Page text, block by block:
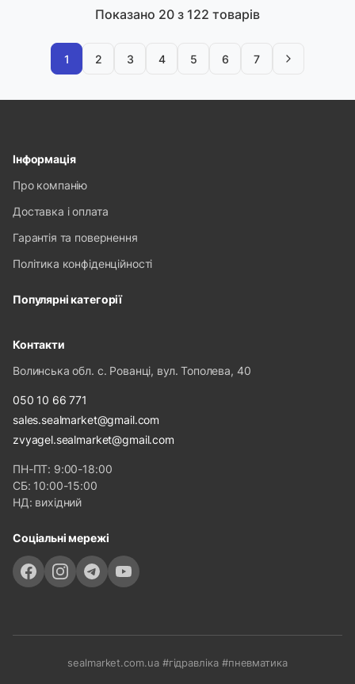
Показано 20 з 122 товарів
1 2 3 4 5 6 7
Інформація
Про компанію
Доставка і оплата
Гарантія та повернення
Політика конфіденційності
Популярні категорії
Контакти
Волинська обл. с. Рованці, вул. Тополева, 40
050 10 66 771
sales.sealmarket@gmail.com
zvyagel.sealmarket@gmail.com
ПН-ПТ: 9:00-18:00
СБ: 10:00-15:00
НД: вихідний
Соціальні мережі
sealmarket.com.ua #гідравліка #пневматика